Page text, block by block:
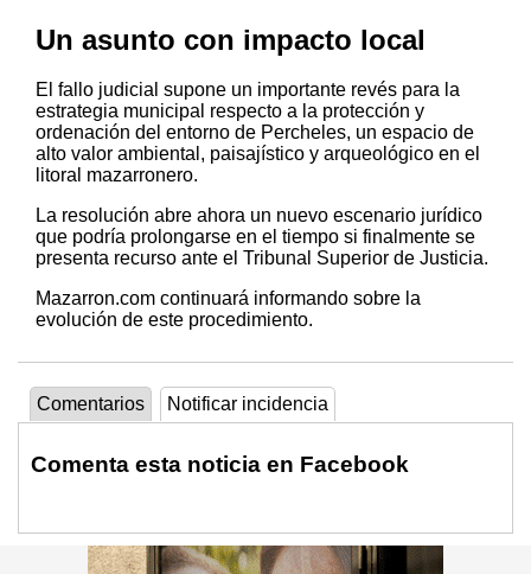
Un asunto con impacto local
El fallo judicial supone un importante revés para la
estrategia municipal respecto a la protección y
ordenación del entorno de Percheles, un espacio de
alto valor ambiental, paisajístico y arqueológico en el
litoral mazarronero.
La resolución abre ahora un nuevo escenario jurídico
que podría prolongarse en el tiempo si finalmente se
presenta recurso ante el Tribunal Superior de Justicia.
Mazarron.com continuará informando sobre la
evolución de este procedimiento.
Comentarios Notificar incidencia
Comenta esta noticia en Facebook